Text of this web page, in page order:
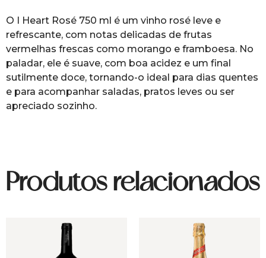
O I Heart Rosé 750 ml é um vinho rosé leve e
refrescante, com notas delicadas de frutas
vermelhas frescas como morango e framboesa. No
paladar, ele é suave, com boa acidez e um final
sutilmente doce, tornando-o ideal para dias quentes
e para acompanhar saladas, pratos leves ou ser
apreciado sozinho.
Produtos relacionados